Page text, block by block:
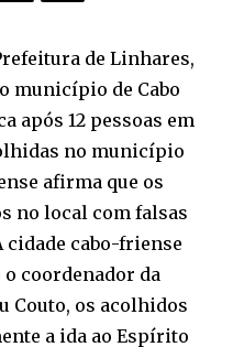
de Linhares,
município de Cabo
após 12 pessoas em
no município
afirma que os
no local com falsas
cidade cabo-friense
o coordenador da
Couto, os acolhidos
a ida ao Espírito